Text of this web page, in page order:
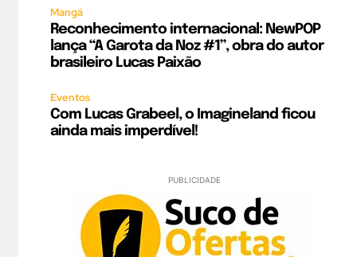
Mangá
Reconhecimento internacional: NewPOP
lança “A Garota da Noz #1”, obra do autor
brasileiro Lucas Paixão
Eventos
Com Lucas Grabeel, o Imagineland ficou
ainda mais imperdível!
PUBLICIDADE